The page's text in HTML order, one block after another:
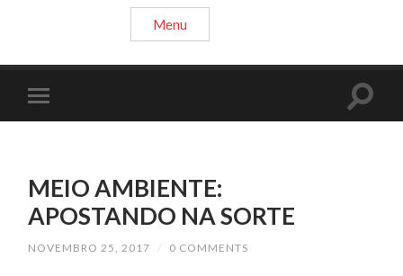
MEIO AMBIENTE:
APOSTANDO NA SORTE
NOVEMBRO 25, 2017 / 0 COMMENTS
Menu